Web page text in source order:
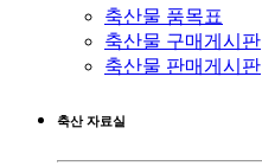
축산물 품목표
축산물 구매게시판
축산물 판매게시판
축산 자료실